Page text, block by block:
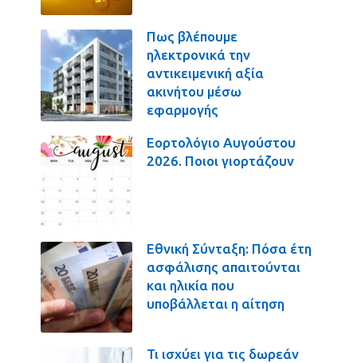
Πως βλέπουμε
ηλεκτρονικά την
αντικειμενική αξία
ακινήτου μέσω
εφαρμογής
Εορτολόγιο Αυγούστου
2026. Ποιοι γιορτάζουν
Εθνική Σύνταξη: Πόσα έτη
ασφάλισης απαιτούνται
και ηλικία που
υποβάλλεται η αίτηση
Τι ισχύει για τις δωρεάν